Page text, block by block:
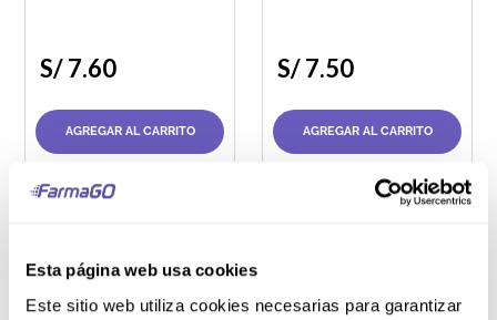
Esta página web usa cookies
Este sitio web utiliza cookies necesarias para garantizar
S/7.60
AGREGAR AL CARRITO
S/7.50
AGREGAR AL CARRITO
Frasco 120 mL Frasco 120 mL